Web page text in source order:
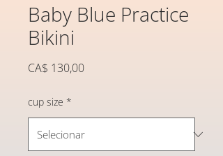
Baby Blue Practice
Bikini
CA$ 130,00Preço
cup size *